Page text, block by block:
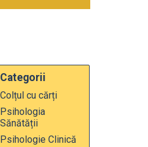
Categorii
Colțul cu cărți
Psihologia
Sănătății
Psihologie Clinică